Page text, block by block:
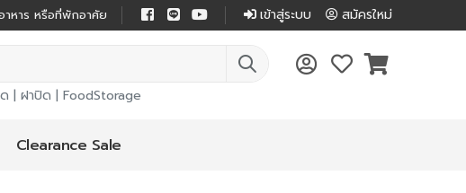
หาร หรือที่พักอาศัย เข้าสู่ระบบ สมัครใหม่
| ฝาปิด | FoodStorage
Clearance Sale